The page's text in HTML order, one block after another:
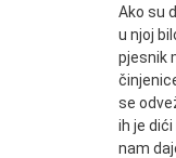
Ako su
u njoj
pjesnik
se
ih je
nam